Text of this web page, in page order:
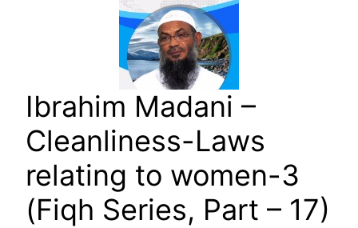
Ibrahim Madani –
Cleanliness-Laws
relating to women-3
(Fiqh Series, Part – 17)